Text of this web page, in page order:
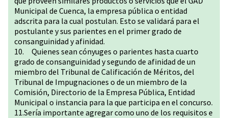
Municipal de Cuenca, la empresa pública o entidad
adscrita para la cual postulan. Esto se validará para el
postulante y sus parientes en el primer grado de
consanguinidad y afinidad.
10. Quienes sean cónyuges o parientes hasta cuarto
grado de consanguinidad y segundo de afinidad de un
miembro del Tribunal de Calificación de Méritos, del
Tribunal de Impugnaciones o de un miembro de la
Comisión, Directorio de la Empresa Pública, Entidad
Municipal o instancia para la que participa en el concurso.
11.Sería importante agregar como uno de los requisitos e